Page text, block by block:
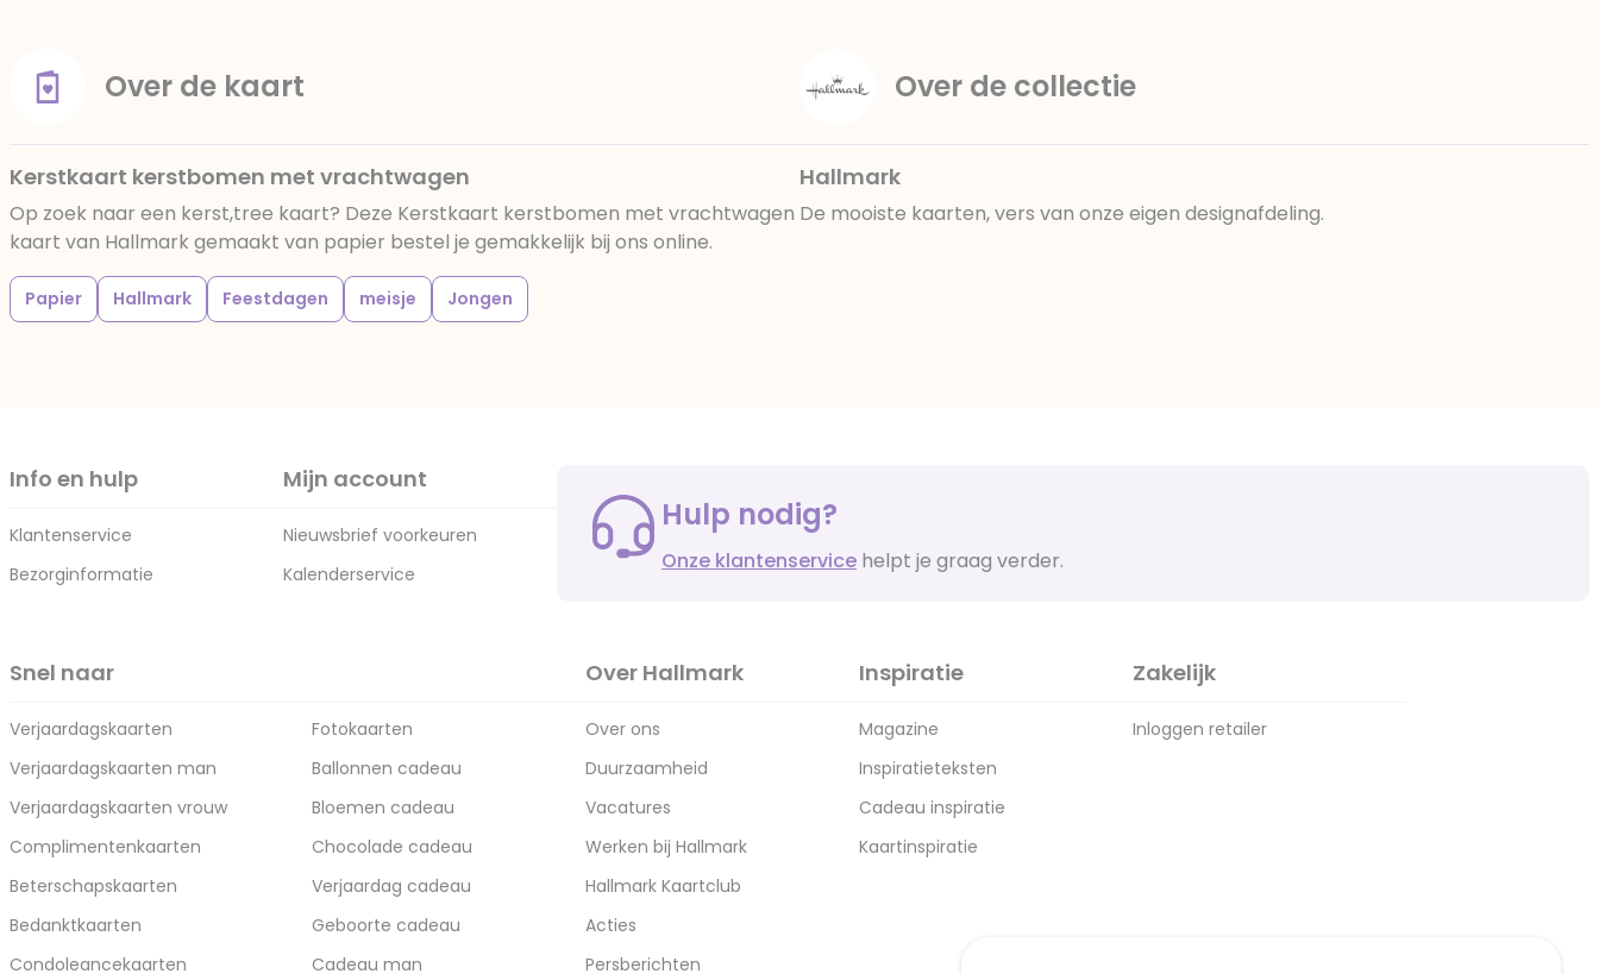
Over de kaart
Kerstkaart kerstbomen met vrachtwagen
Op zoek naar een kerst,tree kaart? Deze Kerstkaart kerstbomen met vrachtwagen
kaart van Hallmark gemaakt van papier bestel je gemakkelijk bij ons online.
Papier Hallmark Feestdagen meisje Jongen
Over de collectie
Hallmark
De mooiste kaarten, vers van onze eigen designafdeling.
Info en hulp
Klantenservice
Bezorginformatie
Mijn account
Nieuwsbrief voorkeuren
Kalenderservice
Hulp nodig?
Onze klantenservice helpt je graag verder.
Snel naar
Verjaardagskaarten
Verjaardagskaarten man
Verjaardagskaarten vrouw
Complimentenkaarten
Beterschapskaarten
Bedanktkaarten
Condoleancekaarten
Fotokaarten
Ballonnen cadeau
Bloemen cadeau
Chocolade cadeau
Verjaardag cadeau
Geboorte cadeau
Cadeau man
Over Hallmark
Over ons
Duurzaamheid
Vacatures
Werken bij Hallmark
Hallmark Kaartclub
Acties
Persberichten
Inspiratie
Magazine
Inspiratieteksten
Cadeau inspiratie
Kaartinspiratie
Zakelijk
Inloggen retailer